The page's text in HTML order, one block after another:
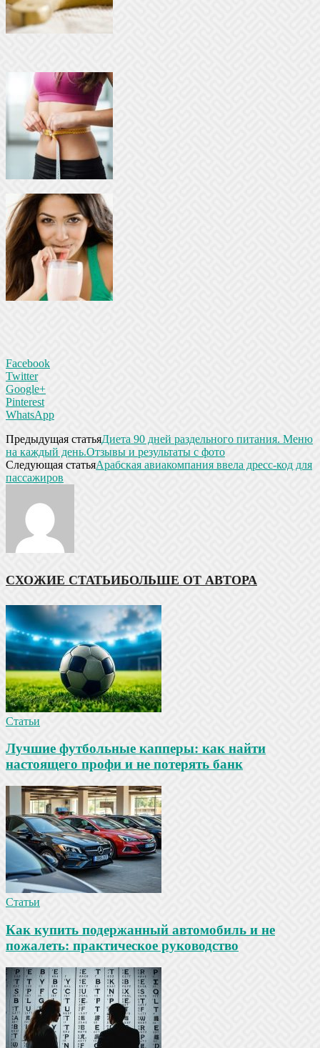
Facebook
Twitter
Google+
Pinterest
WhatsApp
Предыдущая статьяДиета 90 дней раздельного питания. Меню
на каждый день.Отзывы и результаты с фото
Следующая статьяАрабская авиакомпания ввела дресс-код для
пассажиров
СХОЖИЕ СТАТЬИБОЛЬШЕ ОТ АВТОРА
Статьи
Лучшие футбольные капперы: как найти
настоящего профи и не потерять банк
Статьи
Как купить подержанный автомобиль и не
пожалеть: практическое руководство